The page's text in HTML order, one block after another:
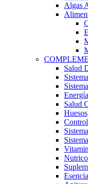
Algas
Salud
Salud